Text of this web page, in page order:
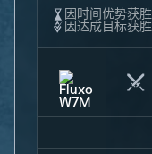
因时间优势获胜
因达成目标获胜